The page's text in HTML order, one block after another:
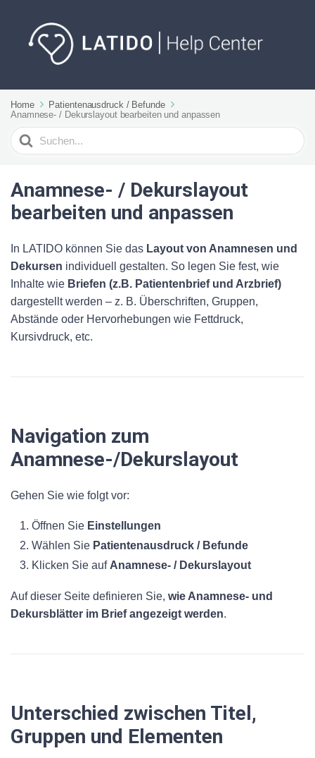
Home
Patientenausdruck / Befunde
Anamnese- / Dekurslayout bearbeiten und anpassen
Suchen
nach
Anamnese- / Dekurslayout
bearbeiten und anpassen
In LATIDO können Sie das Layout von Anamnesen und
Dekursen individuell gestalten. So legen Sie fest, wie
Inhalte wie Briefen (z.B. Patientenbrief und Arzbrief)
dargestellt werden – z. B. Überschriften, Gruppen,
Abstände oder Hervorhebungen wie Fettdruck,
Kursivdruck, etc.
Navigation zum
Anamnese-/Dekurslayout
Gehen Sie wie folgt vor:
Öffnen Sie Einstellungen
Wählen Sie Patientenausdruck / Befunde
Klicken Sie auf Anamnese- / Dekurslayout
Auf dieser Seite definieren Sie, wie Anamnese- und
Dekursblätter im Brief angezeigt werden.
Unterschied zwischen Titel,
Gruppen und Elementen